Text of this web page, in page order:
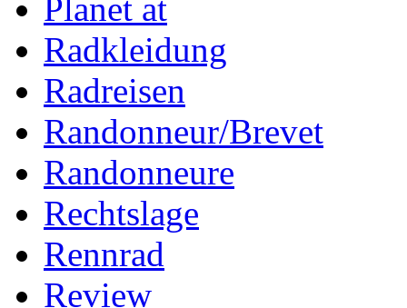
Planet at
Radkleidung
Radreisen
Randonneur/Brevet
Randonneure
Rechtslage
Rennrad
Review